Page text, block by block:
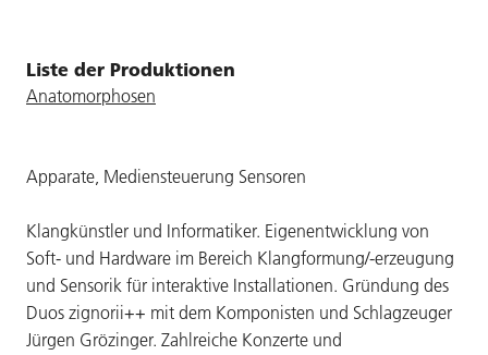
Liste der Produktionen
Anatomorphosen
Apparate, Mediensteuerung Sensoren
Klangkünstler und Informatiker. Eigenentwicklung von
Soft- und Hardware im Bereich Klangformung/-erzeugung
und Sensorik für interaktive Installationen. Gründung des
Duos zignorii++ mit dem Komponisten und Schlagzeuger
Jürgen Grözinger. Zahlreiche Konzerte und